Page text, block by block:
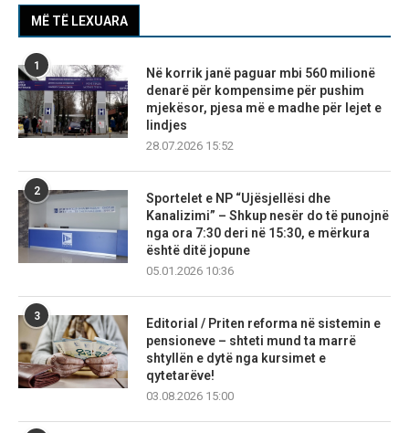
MË TË LEXUARA
1
Në korrik janë paguar mbi 560 milionë
denarë për kompensime për pushim
mjekësor, pjesa më e madhe për lejet e
lindjes
28.07.2026 15:52
2
Sportelet e NP “Ujësjellësi dhe
Kanalizimi” – Shkup nesër do të punojnë
nga ora 7:30 deri në 15:30, e mërkura
është ditë jopune
05.01.2026 10:36
3
Editorial / Priten reforma në sistemin e
pensioneve – shteti mund ta marrë
shtyllën e dytë nga kursimet e
qytetarëve!
03.08.2026 15:00